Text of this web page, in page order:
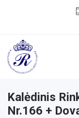
Kalėdinis
Nr.166 +